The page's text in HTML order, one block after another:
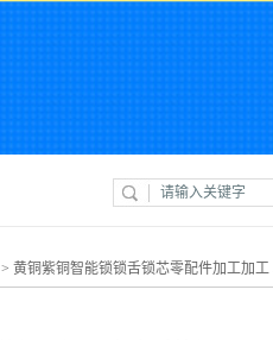
> 黄铜紫铜智能锁锁舌锁芯零配件加工加